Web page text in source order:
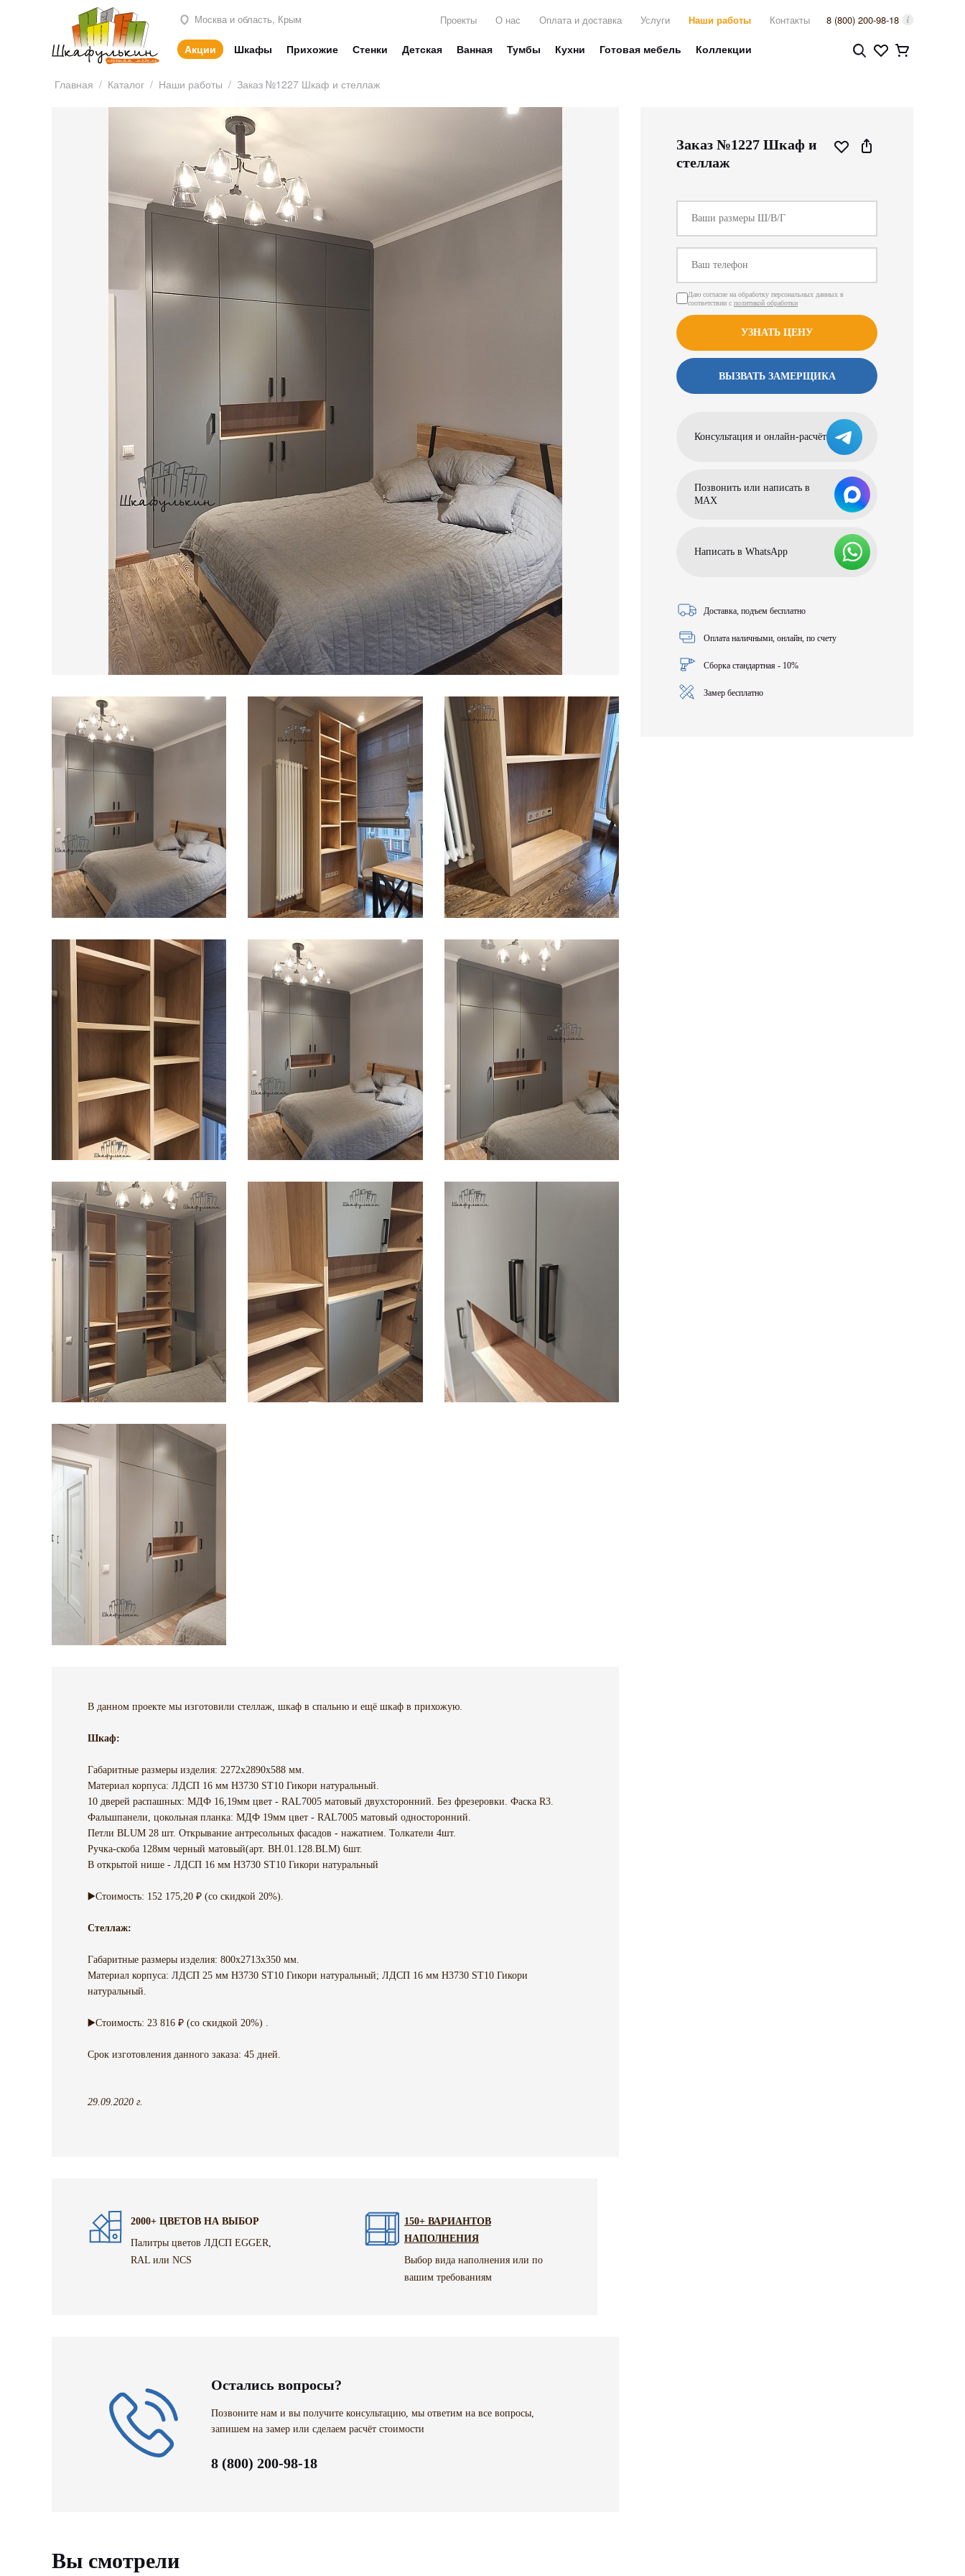
Москва и область, Крым Проекты О нас Оплата и доставка Услуги Наши работы Контакты 8 (800) 200-98-18
Акции Шкафы Прихожие Стенки Детская Ванная Тумбы Кухни Готовая мебель Коллекции
Главная / Каталог / Наши работы / Заказ №1227 Шкаф и стеллаж
В данном проекте мы изготовили стеллаж, шкаф в спальню и ещё шкаф в прихожую.
Шкаф:
Габаритные размеры изделия: 2272х2890х588 мм.
Материал корпуса: ЛДСП 16 мм H3730 ST10 Гикори натуральный.
10 дверей распашных: МДФ 16,19мм цвет - RAL7005 матовый двухсторонний. Без фрезеровки. Фаска R3.
Фальшпанели, цокольная планка: МДФ 19мм цвет - RAL7005 матовый односторонний.
Петли BLUM 28 шт. Открывание антресольных фасадов - нажатием. Толкатели 4шт.
Ручка-скоба 128мм черный матовый(арт. BH.01.128.BLM) 6шт.
В открытой нише - ЛДСП 16 мм H3730 ST10 Гикори натуральный
▶️Стоимость: 152 175,20 ₽ (со скидкой 20%).
Стеллаж:
Габаритные размеры изделия: 800х2713х350 мм.
Материал корпуса: ЛДСП 25 мм H3730 ST10 Гикори натуральный; ЛДСП 16 мм H3730 ST10 Гикори
натуральный.
▶️Стоимость: 23 816 ₽ (со скидкой 20%) .
Срок изготовления данного заказа: 45 дней.
29.09.2020 г.
2000+ ЦВЕТОВ НА ВЫБОР
Палитры цветов ЛДСП EGGER,
RAL или NCS
150+ ВАРИАНТОВ
НАПОЛНЕНИЯ
Выбор вида наполнения или по
вашим требованиям
Остались вопросы?
Позвоните нам и вы получите консультацию, мы ответим на все вопросы,
запишем на замер или сделаем расчёт стоимости
8 (800) 200-98-18
Заказ №1227 Шкаф и
стеллаж
Даю согласие на обработку персональных данных в
соответствии с политикой обработки
УЗНАТЬ ЦЕНУ
ВЫЗВАТЬ ЗАМЕРЩИКА
Консультация и онлайн-расчёт
Позвонить или написать в
МАХ
Написать в WhatsApp
Доставка, подъем бесплатно
Оплата наличными, онлайн, по счету
Сборка стандартная - 10%
Замер бесплатно
Вы смотрели